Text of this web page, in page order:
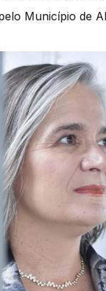
Município de